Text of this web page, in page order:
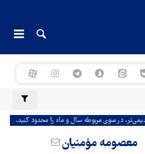
در منوی مربوطه سال و ماه را محدود کنید.
معصومه مؤمنیان